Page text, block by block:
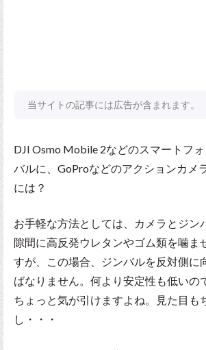
当サイトの記事には広告が含まれます。
DJI Osmo Mobile 2などのスマートフ
バルに、GoProなどのアクションカメ
には？
お手軽な方法としては、カメラとジン
隙間に高反発ウレタンやゴム類を噛ま
すが、この場合、ジンバルを反対側に
ばなりません。何より安定性も低いの
ちょっと気が引けますよね。見た目も
し・・・